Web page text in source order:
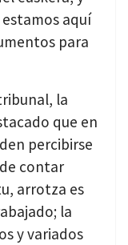
aquí
para
la
que en
percibirse
contar
arrotza es
la
y variados